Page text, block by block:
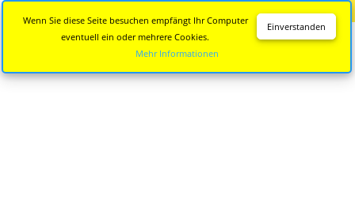
Einverstanden
Wenn Sie diese Seite besuchen empfängt Ihr Computer
eventuell ein oder mehrere Cookies.
Mehr Informationen